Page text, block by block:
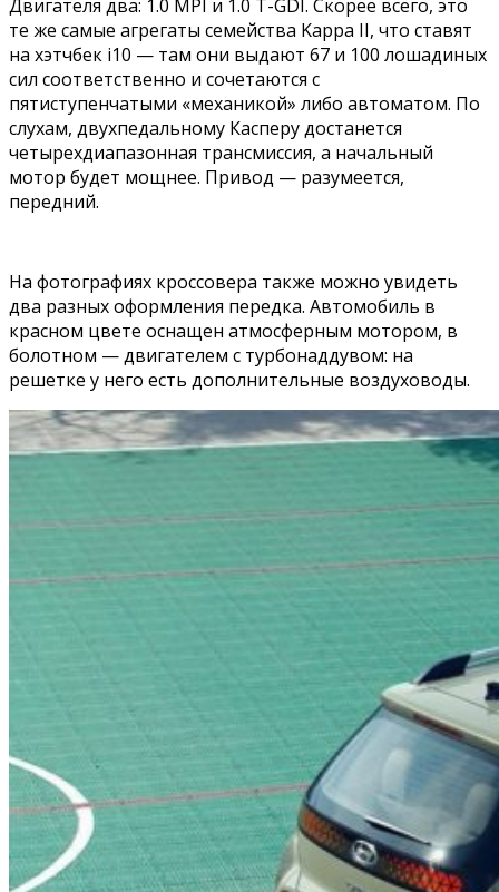
Двигателя два: 1.0 MPI и 1.0 T-GDI. Скорее всего, это
те же самые агрегаты семейства Kappa II, что ставят
на хэтчбек i10 — там они выдают 67 и 100 лошадиных
сил соответственно и сочетаются с
пятиступенчатыми «механикой» либо автоматом. По
слухам, двухпедальному Касперу достанется
четырехдиапазонная трансмиссия, а начальный
мотор будет мощнее. Привод — разумеется,
передний.
На фотографиях кроссовера также можно увидеть
два разных оформления передка. Автомобиль в
красном цвете оснащен атмосферным мотором, в
болотном — двигателем с турбонаддувом: на
решетке у него есть дополнительные воздуховоды.